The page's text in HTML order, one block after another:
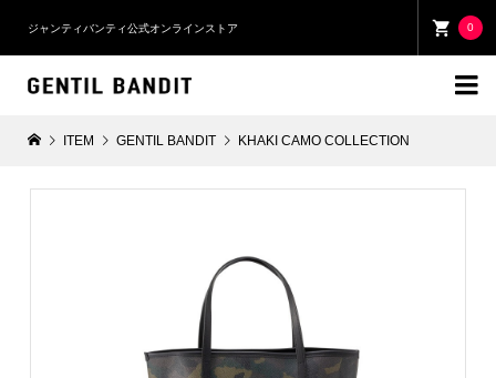
ジャンティバンティ公式オンラインストア 0

ITEM GENTIL BANDIT KHAKI CAMO COLLECTION